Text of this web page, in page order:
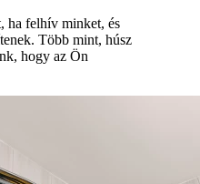
ha felhív minket, és
Több mint, húsz
hogy az Ön